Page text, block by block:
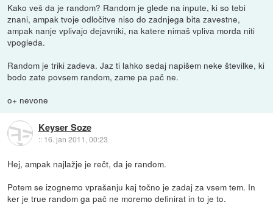
Kako veš da je random? Random je glede na inpute, ki so tebi
znani, ampak tvoje odločitve niso do zadnjega bita zavestne,
ampak nanje vplivajo dejavniki, na katere nimaš vpliva morda niti
vpogleda.
Random je triki zadeva. Jaz ti lahko sedaj napišem neke številke, ki
bodo zate povsem random, zame pa pač ne.
o+ nevone
Keyser Soze
:: 16. jan 2011, 00:23
Hej, ampak najlažje je rečt, da je random.
Potem se izognemo vprašanju kaj točno je zadaj za vsem tem. In
ker je true random ga pač ne moremo definirat in to je to.